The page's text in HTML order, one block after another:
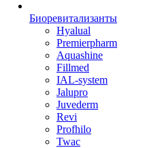
Биоревитализанты
Hyalual
Premierpharm
Aquashine
Fillmed
IAL-system
Jalupro
Juvederm
Revi
Profhilo
Twac